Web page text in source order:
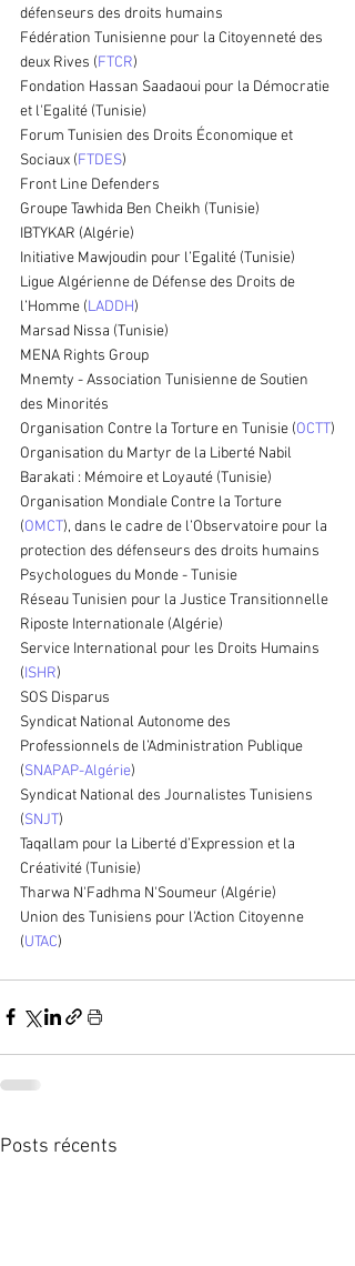
défenseurs des droits humains
Fédération Tunisienne pour la Citoyenneté des
deux Rives (FTCR)
Fondation Hassan Saadaoui pour la Démocratie
et l'Egalité (Tunisie)
Forum Tunisien des Droits Économique et
Sociaux (FTDES)
Front Line Defenders
Groupe Tawhida Ben Cheikh (Tunisie)
IBTYKAR (Algérie)
Initiative Mawjoudin pour l’Egalité (Tunisie)
Ligue Algérienne de Défense des Droits de
l’Homme (LADDH)
Marsad Nissa (Tunisie)
MENA Rights Group
Mnemty - Association Tunisienne de Soutien
des Minorités
Organisation Contre la Torture en Tunisie (OCTT)
Organisation du Martyr de la Liberté Nabil
Barakati : Mémoire et Loyauté (Tunisie)
Organisation Mondiale Contre la Torture
(OMCT), dans le cadre de l’Observatoire pour la
protection des défenseurs des droits humains
Psychologues du Monde - Tunisie
Réseau Tunisien pour la Justice Transitionnelle
Riposte Internationale (Algérie)
Service International pour les Droits Humains
(ISHR)
SOS Disparus
Syndicat National Autonome des
Professionnels de l’Administration Publique
(SNAPAP-Algérie)
Syndicat National des Journalistes Tunisiens
(SNJT)
Taqallam pour la Liberté d’Expression et la
Créativité (Tunisie)
Tharwa N'Fadhma N'Soumeur (Algérie)
Union des Tunisiens pour l'Action Citoyenne
(UTAC)
Posts récents